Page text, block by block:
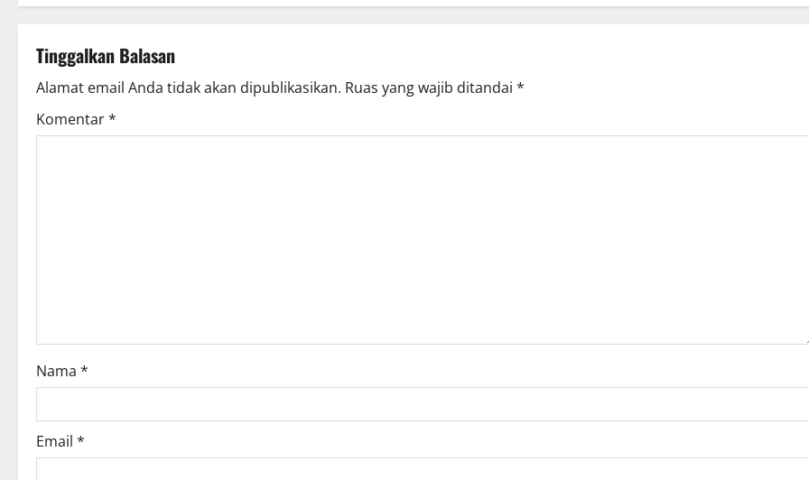
Tinggalkan Balasan
Alamat email Anda tidak akan dipublikasikan. Ruas yang wajib ditandai *
Komentar*
Nama *
Email *